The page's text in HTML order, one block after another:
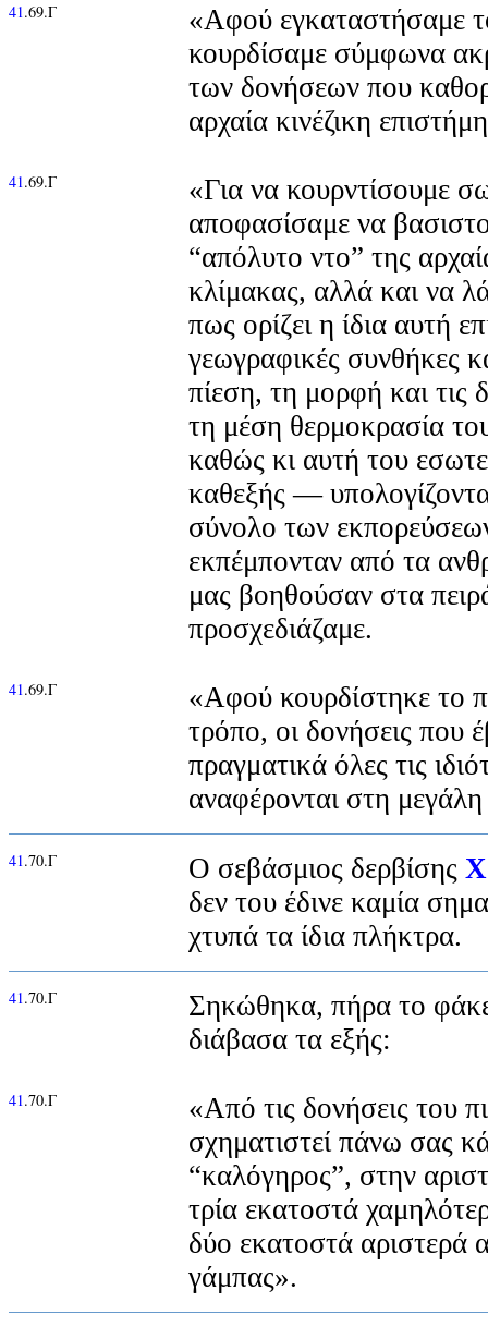
41.69.Γ
«Αφού εγκαταστήσαμε
κουρδίσαμε σύμφωνα
των δονήσεων που
αρχαία κινέζικη
41.69.Γ
«Για να κουρντίσουμε
αποφασίσαμε να
“απόλυτο ντο” της
κλίμακας, αλλά και να
πως ορίζει η ίδια αυτή
γεωγραφικές συνθήκες
πίεση, τη μορφή και τις
τη μέση θερμοκρασία
καθώς κι αυτή του
καθεξής —
σύνολο των
εκπέμπονταν από τα
μας βοηθούσαν στα
προσχεδιάζαμε.
41.69.Γ
«Αφού κουρδίστηκε το
τρόπο, οι δονήσεις που
πραγματικά όλες τις
αναφέρονται στη
41.70.Γ Ο σεβάσμιος δερβίσης
δεν του έδινε καμία
χτυπά τα ίδια πλήκτρα.
41.70.Γ
Σηκώθηκα, πήρα το
διάβασα τα εξής:
41.70.Γ
«Από τις δονήσεις του
σχηματιστεί πάνω σας
“καλόγηρος”, στην
τρία εκατοστά
δύο εκατοστά αριστερά
γάμπας».